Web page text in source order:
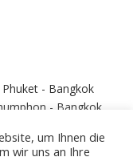
- Bangkok
- Bangkok
um Ihnen die
wir uns an Ihre